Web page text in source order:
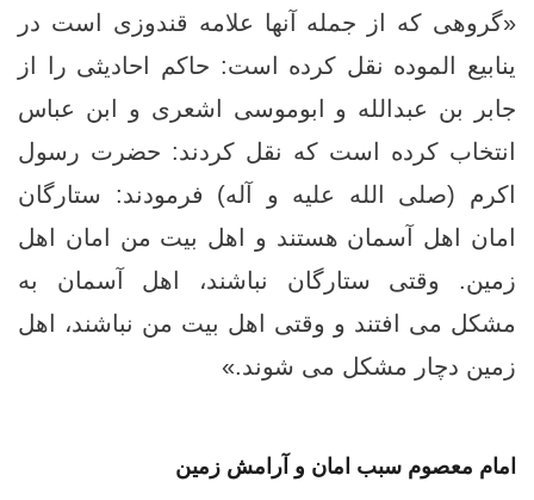
«گروهی که از جمله آنها علامه قندوزی است در
ینابیع الموده نقل کرده است: حاکم احادیثی را از
جابر بن عبدالله و ابوموسی اشعری و ابن عباس
انتخاب کرده است که نقل کردند: حضرت رسول
اکرم (صلی الله علیه و آله) فرمودند: ستارگان
امان اهل آسمان هستند و اهل بیت من امان اهل
زمین. وقتی ستارگان نباشند، اهل آسمان به
مشکل می افتند و وقتی اهل بیت من نباشند، اهل
زمین دچار مشکل می شوند.»
امام معصوم سبب امان و آرامش زمین